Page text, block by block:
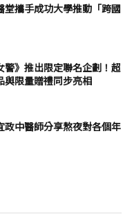
堂攜手成功大學推動「跨國
》推出限定聯名企劃！超
與限量贈禮同步亮相
政中醫師分享熬夜對各個年